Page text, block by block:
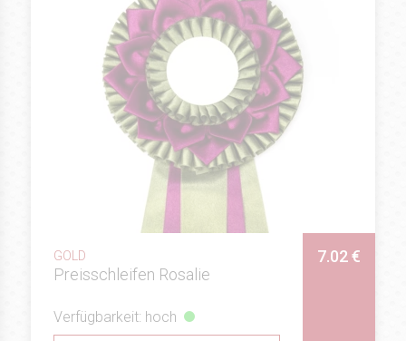
GOLD
Preisschleifen Rosalie
7.02 €
Verfügbarkeit: hoch